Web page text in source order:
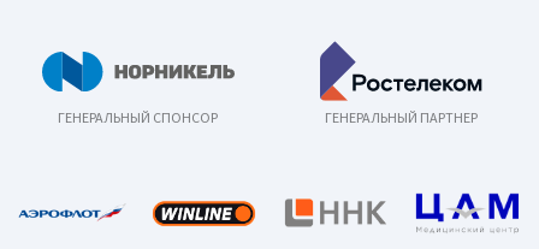
ГЕНЕРАЛЬНЫЙ СПОНСОР ГЕНЕРАЛЬНЫЙ ПАРТНЕР